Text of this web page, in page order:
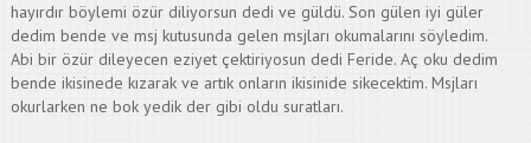
hayırdır böylemi özür diliyorsun dedi ve güldü. Son gülen iyi güler
dedim bende ve msj kutusunda gelen msjları okumalarını söyledim.
Abi bir özür dileyecen eziyet çektiriyosun dedi Feride. Aç oku dedim
bende ikisinede kızarak ve artık onların ikisinide sikecektim. Msjları
okurlarken ne bok yedik der gibi oldu suratları.